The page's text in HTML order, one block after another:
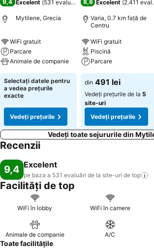
9,4 Excelent (531 evaluări
Mytilene, Grecia
WiFi gratuit
Parcare
Animale de companie
Selectați datele pentru
a vedea prețurile
exacte
Vedeți prețurile
8,6 Excelent (2.411
Varia, 0.7 km faţă de
Centru
WiFi gratuit
Piscină
Parcare
din 491 lei
Vedeți prețurile de la 5
site-uri
Vedeți prețurile
Vedeți toate sejururile din
Recenzii
9,4 Excelent
pe baza a 531 evaluări de la site-uri de top
Facilități de top
WiFi în lobby WiFi în camere
Animale de companie A/C
Toate facilitățile